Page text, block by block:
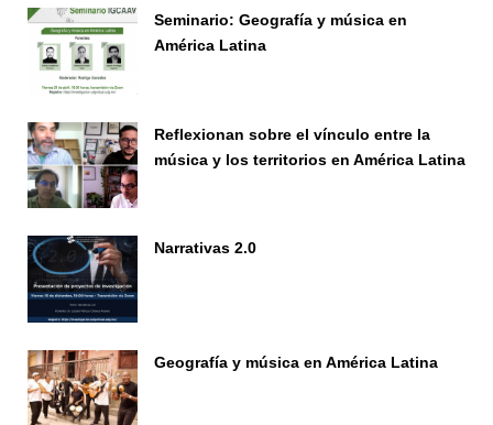
Seminario: Geografía y música en
América Latina
Reflexionan sobre el vínculo entre la
música y los territorios en América Latina
Narrativas 2.0
Geografía y música en América Latina